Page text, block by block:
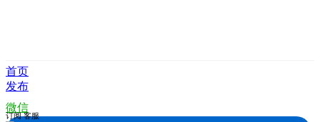
首页
发布
微信
订阅 客服